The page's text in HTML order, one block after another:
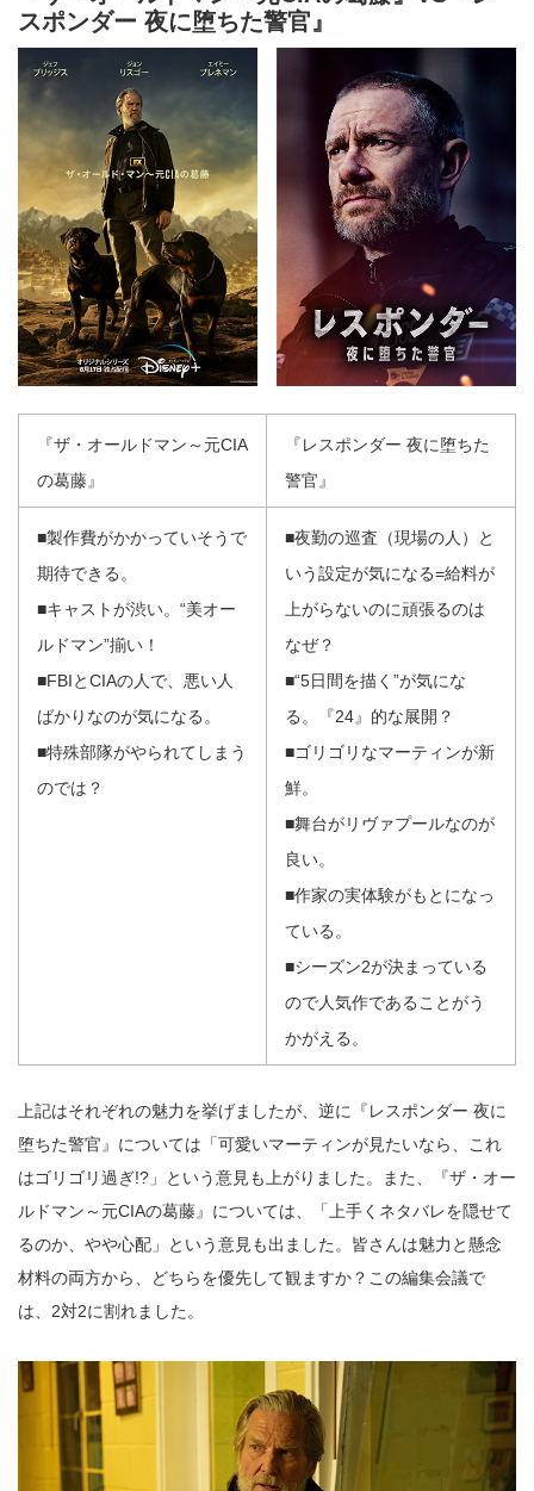
スポンダー 夜に堕ちた警官』
『ザ・オールドマン～元CIA
の葛藤』
『レスポンダー 夜に堕ちた
警官』
■製作費がかかっていそうで
期待できる。
■キャストが渋い。“美オー
ルドマン”揃い！
■FBIとCIAの人で、悪い人
ばかりなのが気になる。
■特殊部隊がやられてしまう
のでは？
■夜勤の巡査（現場の人）と
いう設定が気になる=給料が
上がらないのに頑張るのは
なぜ？
■“5日間を描く”が気にな
る。『24』的な展開？
■ゴリゴリなマーティンが新
鮮。
■舞台がリヴァプールなのが
良い。
■作家の実体験がもとになっ
ている。
■シーズン2が決まっている
ので人気作であることがう
かがえる。
上記はそれぞれの魅力を挙げましたが、逆に『レスポンダー 夜に
堕ちた警官』については「可愛いマーティンが見たいなら、これ
はゴリゴリ過ぎ!?」という意見も上がりました。また、『ザ・オー
ルドマン～元CIAの葛藤』については、「上手くネタバレを隠せて
るのか、やや心配」という意見も出ました。皆さんは魅力と懸念
材料の両方から、どちらを優先して観ますか？この編集会議で
は、2対2に割れました。